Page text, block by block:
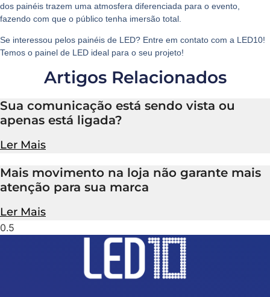
dos painéis trazem uma atmosfera diferenciada para o evento,
fazendo com que o público tenha imersão total.
Se interessou pelos painéis de LED? Entre em contato com a LED10!
Temos o painel de LED ideal para o seu projeto!
Artigos Relacionados
Sua comunicação está sendo vista ou
apenas está ligada?
Ler Mais
Mais movimento na loja não garante mais
atenção para sua marca
Ler Mais